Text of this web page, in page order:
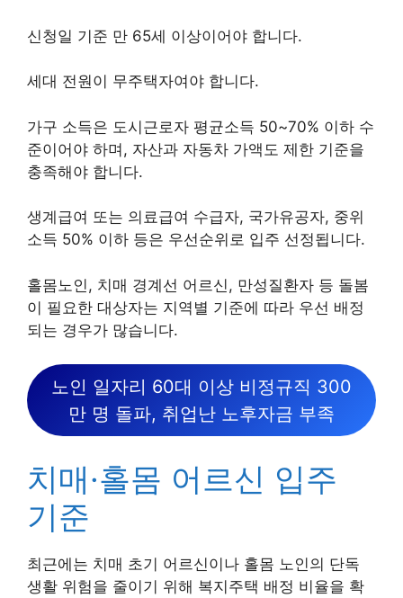
신청일 기준 만 65세 이상이어야 합니다.
세대 전원이 무주택자여야 합니다.
가구 소득은 도시근로자 평균소득 50~70% 이하 수
준이어야 하며, 자산과 자동차 가액도 제한 기준을
충족해야 합니다.
생계급여 또는 의료급여 수급자, 국가유공자, 중위
소득 50% 이하 등은 우선순위로 입주 선정됩니다.
홀몸노인, 치매 경계선 어르신, 만성질환자 등 돌봄
이 필요한 대상자는 지역별 기준에 따라 우선 배정
되는 경우가 많습니다.
노인 일자리 60대 이상 비정규직 300
만 명 돌파, 취업난 노후자금 부족
치매·홀몸 어르신 입주
기준
최근에는 치매 초기 어르신이나 홀몸 노인의 단독
생활 위험을 줄이기 위해 복지주택 배정 비율을 확